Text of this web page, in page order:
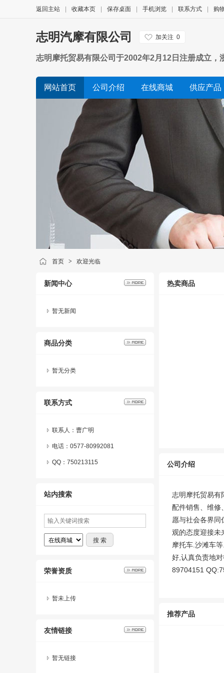
返回主站 收藏本页 保存桌面 手机浏览 联系方式 购
志明汽摩有限公司 加关注 0
志明摩托贸易有限公司于2002年2月12日注册成立
态度迎接未来，欢迎广大朋友咨询订购 公司现经营
品牌。公司全体员工将本着精益求精,
网站首页 公司介绍 在线商城 供应产品
首页 > 欢迎光临
新闻中心
暂无新闻
商品分类
暂无分类
联系方式
联系人：曹广明
电话：0577-80992081
QQ： 750213115
站内搜索
荣誉资质
暂未上传
友情链接
暂无链接
热卖商品
公司介绍
志明摩托贸易有
配件销售、维修
愿与社会各界同
观的态度迎接未
摩托车.沙滩车
好,认真负责地
89704151
推荐产品